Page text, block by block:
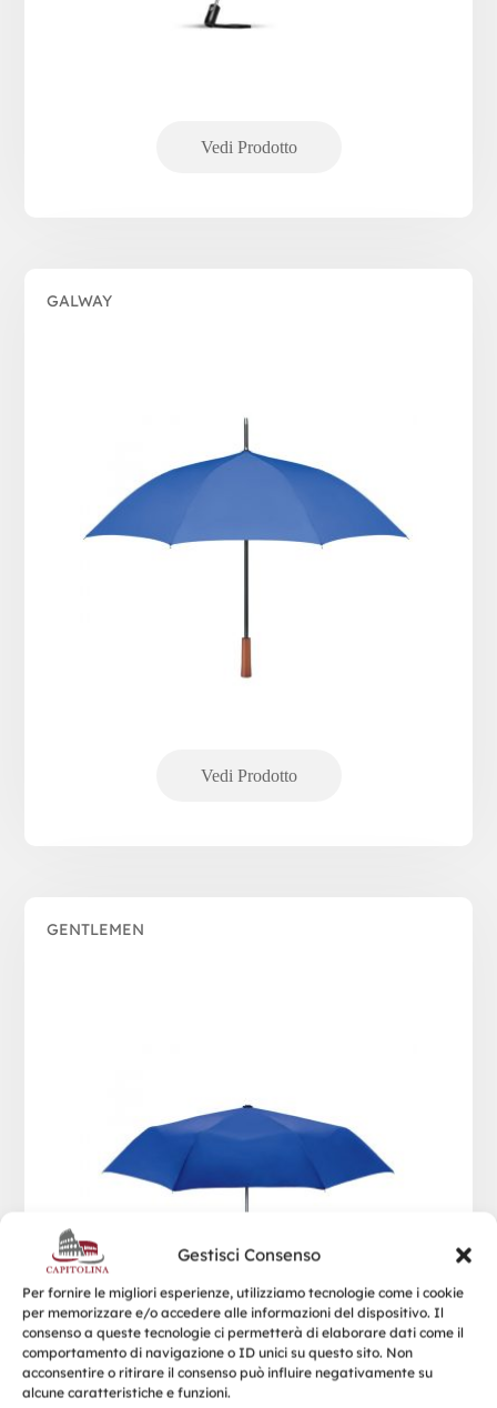
Gestisci Consenso
Per fornire le migliori esperienze, utilizziamo tecnologie come i cookie
per memorizzare e/o accedere alle informazioni del dispositivo. Il
consenso a queste tecnologie ci permetterà di elaborare dati come il
comportamento di navigazione o ID unici su questo sito. Non
acconsentire o ritirare il consenso può influire negativamente su
alcune caratteristiche e funzioni.
GALWAY
GENTLEMEN